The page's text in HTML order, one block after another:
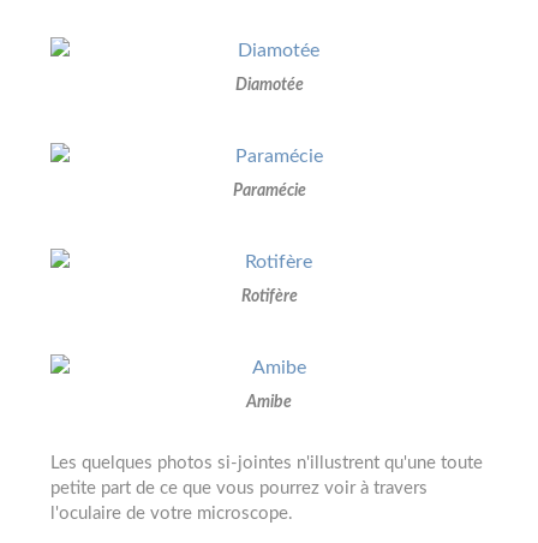
Diamotée
Paramécie
Rotifère
Amibe
Les quelques photos si-jointes n'illustrent qu'une toute
petite part de ce que vous pourrez voir à travers
l'oculaire de votre microscope.